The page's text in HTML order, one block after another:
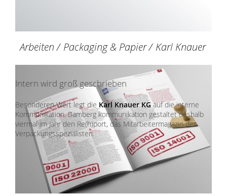
Intern wird groß geschrieben
Besonderen Wert legt die Karl Knauer KGauf die interne
Kommunikation. Bamberg kommunikation gestaltet deshalb
viermal im Jahr den Re(h)port, das Mitarbeitermagazin des
Verpackungsspezialisten.
Arbeiten/ Packaging & Papier/ Karl Knauer